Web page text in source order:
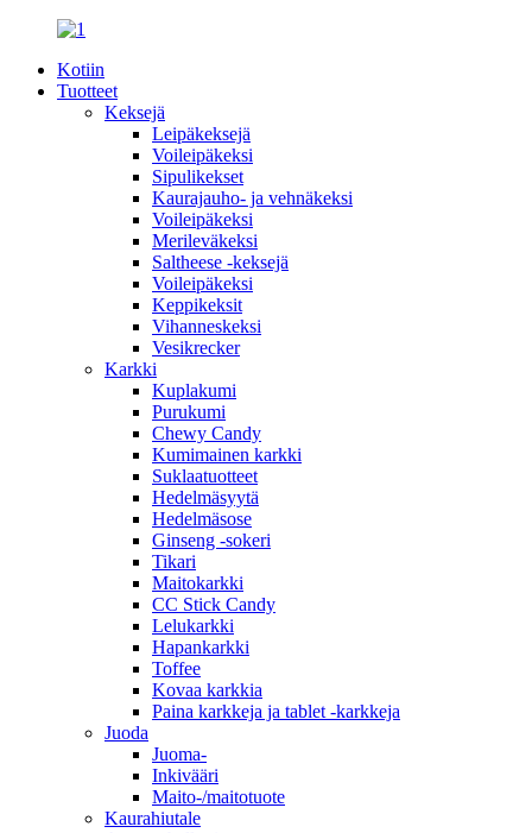
Kotiin
Tuotteet
Keksejä
Leipäkeksejä
Voileipäkeksi
Sipulikekset
Kaurajauho- ja vehnäkeksi
Voileipäkeksi
Merileväkeksi
Saltheese -keksejä
Voileipäkeksi
Keppikeksit
Vihanneskeksi
Vesikrecker
Karkki
Kuplakumi
Purukumi
Chewy Candy
Kumimainen karkki
Suklaatuotteet
Hedelmäsyytä
Hedelmäsose
Ginseng -sokeri
Tikari
Maitokarkki
CC Stick Candy
Lelukarkki
Hapankarkki
Toffee
Kovaa karkkia
Paina karkkeja ja tablet -karkkeja
Juoda
Juoma-
Inkivääri
Maito-/maitotuote
Kaurahiutale